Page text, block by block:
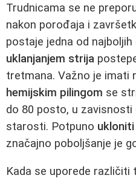
Trudnicama se ne
nakon porođaja i
postaje jedna od
uklanjanjem strija
tretmana. Važno je imati
hemijskim pilingom se
do 80 posto, u zavisnosti
starosti. Potpuno
značajno poboljšanje je
Kada se uporede različiti